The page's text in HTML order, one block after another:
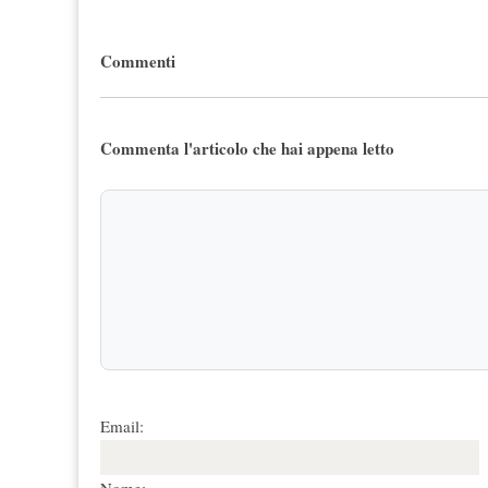
Commenti
Commenta l'articolo che hai appena letto
Email: